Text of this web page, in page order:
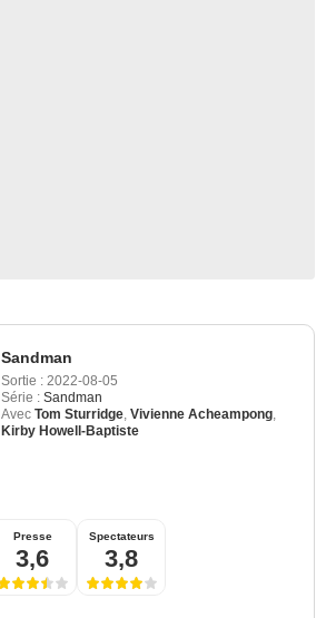
Sandman
Sortie : 2022-08-05
Série : Sandman
Avec Tom Sturridge Vivienne Acheampong
Kirby Howell-Baptiste
Presse
3,6
Spectateurs
3,8